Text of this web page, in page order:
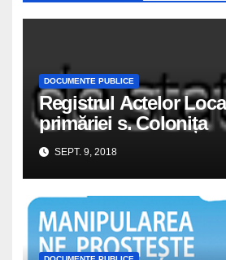
DOCUMENTE PUBLICE
Registrul Actelor
primăriei s. Colonița
SEPT. 9, 2018